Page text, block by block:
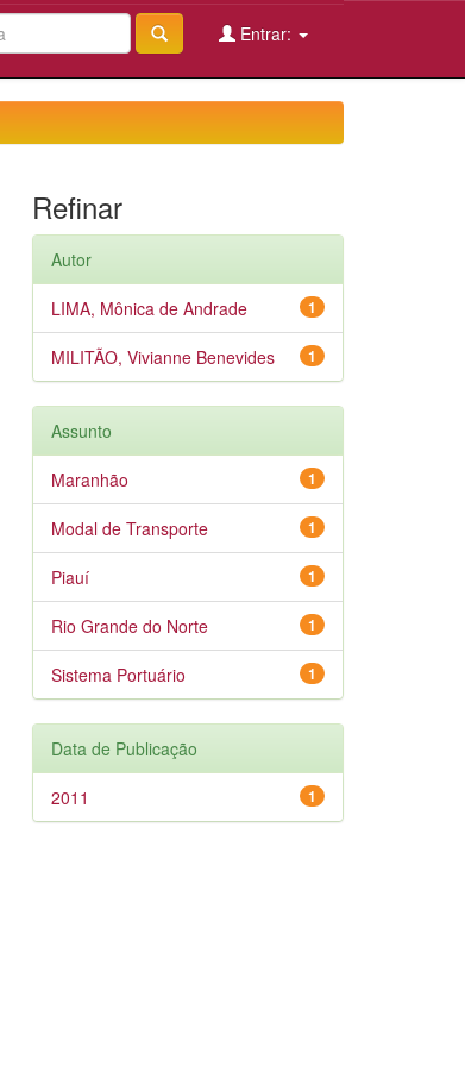
Entrar:
Refinar
Autor
1
LIMA, Mônica de Andrade
1
MILITÃO, Vivianne Benevides
Assunto
1
Maranhão
1
Modal de Transporte
1
Piauí
1
Rio Grande do Norte
1
Sistema Portuário
Data de Publicação
1
2011